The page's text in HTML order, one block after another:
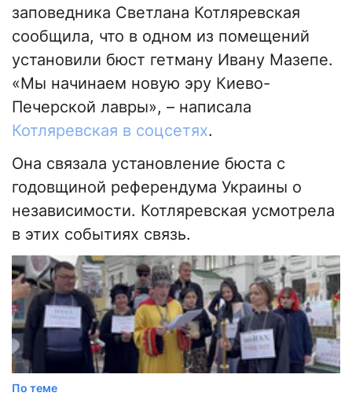
заповедника Светлана Котляревская
сообщила, что в одном из помещений
установили бюст гетману Ивану Мазепе.
«Мы начинаем новую эру Киево-
Печерской лавры», – написала
Котляревская в соцсетях.
Она связала установление бюста с
годовщиной референдума Украины о
независимости. Котляревская усмотрела
в этих событиях связь.
По теме